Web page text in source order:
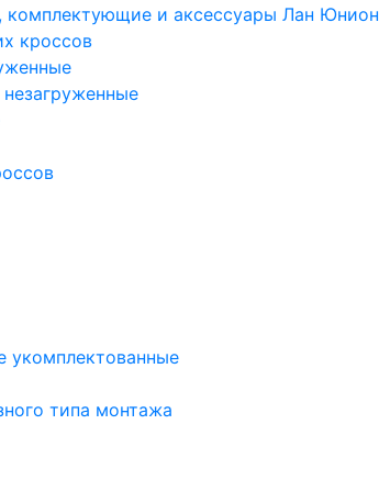
комплектующие и аксессуары Лан Юнион
кроссов
укомплектованные
типа монтажа